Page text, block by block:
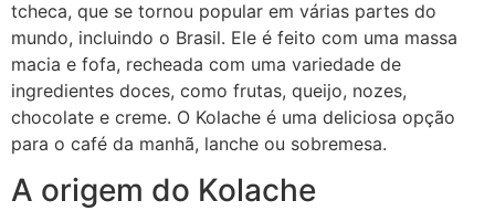
tcheca, que se tornou popular em várias partes do
mundo, incluindo o Brasil. Ele é feito com uma massa
macia e fofa, recheada com uma variedade de
ingredientes doces, como frutas, queijo, nozes,
chocolate e creme. O Kolache é uma deliciosa opção
para o café da manhã, lanche ou sobremesa.
A origem do Kolache